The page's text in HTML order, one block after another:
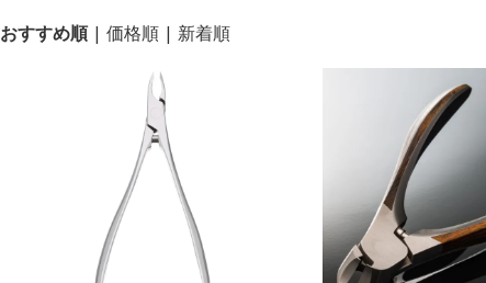
おすすめ順| 価格順| 新着順